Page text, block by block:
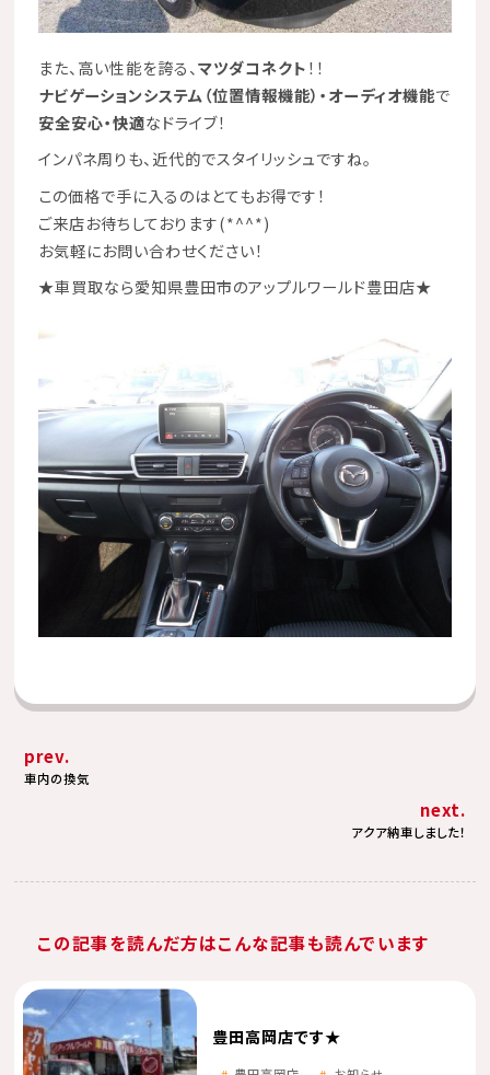
また、高い性能を誇る、マツダコネクト！！
ナビゲーションシステム（位置情報機能）・オーディオ機能で
安全安心・快適なドライブ！
インパネ周りも、近代的でスタイリッシュですね。
この価格で手に入るのはとてもお得です！
ご来店お待ちしております(*^^*)
お気軽にお問い合わせください！
★車買取なら愛知県豊田市のアップルワールド豊田店★
prev.
車内の換気
next.
アクア納車しました！
この記事を読んだ方はこんな記事も読んでいます
豊田高岡店です★